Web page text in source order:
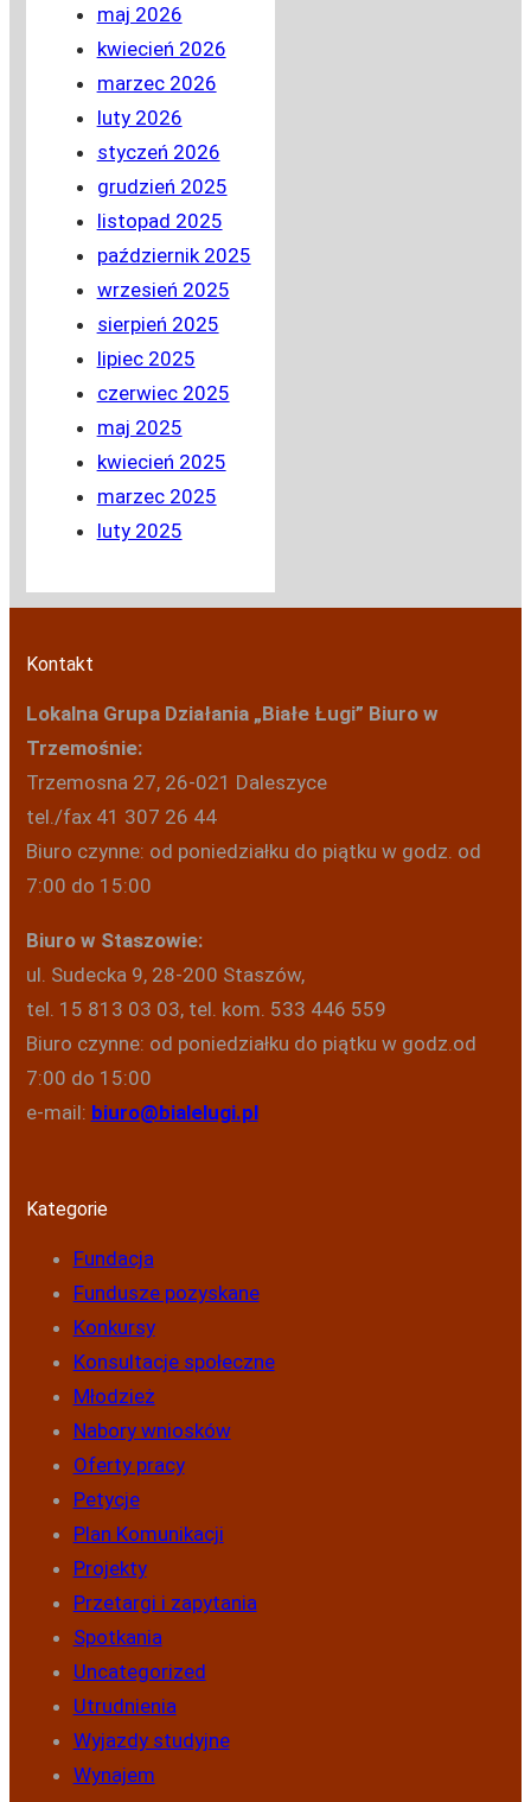
maj 2026
kwiecień 2026
marzec 2026
luty 2026
styczeń 2026
grudzień 2025
listopad 2025
październik 2025
wrzesień 2025
sierpień 2025
lipiec 2025
czerwiec 2025
maj 2025
kwiecień 2025
marzec 2025
luty 2025
Kontakt
Lokalna Grupa Działania „Białe Ługi” Biuro w
Trzemośnie:
Trzemosna 27, 26-021 Daleszyce
tel./fax 41 307 26 44
Biuro czynne: od poniedziałku do piątku w godz. od
7:00 do 15:00
Biuro w Staszowie:
ul. Sudecka 9, 28-200 Staszów,
tel. 15 813 03 03, tel. kom. 533 446 559
Biuro czynne: od poniedziałku do piątku w godz.od
7:00 do 15:00
e-mail: biuro@bialelugi.pl
Kategorie
Fundacja
Fundusze pozyskane
Konkursy
Konsultacje społeczne
Młodzież
Nabory wniosków
Oferty pracy
Petycje
Plan Komunikacji
Projekty
Przetargi i zapytania
Spotkania
Uncategorized
Utrudnienia
Wyjazdy studyjne
Wynajem